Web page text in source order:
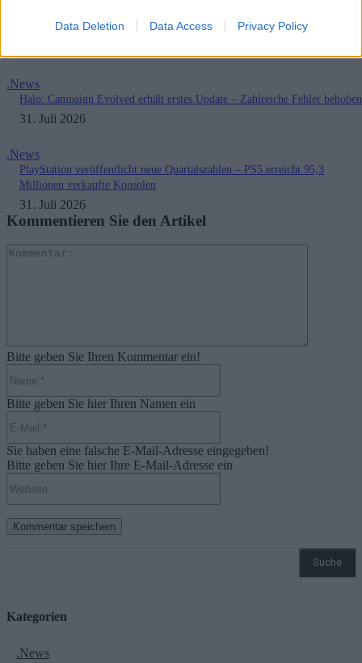
Data Deletion Data Access Privacy Policy
gesichert
.News
Halo: Campaign Evolved erhält erstes Update – Zahlreiche Fehler behoben
31. Juli 2026
.News
PlayStation veröffentlicht neue Quartalszahlen – PS5 erreicht 95,3
Millionen verkaufte Konsolen
31. Juli 2026
Kommentieren Sie den Artikel
Bitte geben Sie Ihren Kommentar ein!
Bitte geben Sie hier Ihren Namen ein
Sie haben eine falsche E-Mail-Adresse eingegeben!
Bitte geben Sie hier Ihre E-Mail-Adresse ein
Suche
Kategorien
.News